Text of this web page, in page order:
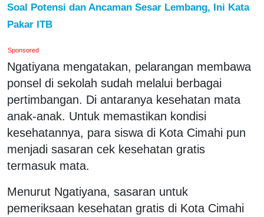
Soal Potensi dan Ancaman Sesar Lembang, Ini Kata
Pakar ITB
Sponsored
Ngatiyana mengatakan, pelarangan membawa
ponsel di sekolah sudah melalui berbagai
pertimbangan. Di antaranya kesehatan mata
anak-anak. Untuk memastikan kondisi
kesehatannya, para siswa di Kota Cimahi pun
menjadi sasaran cek kesehatan gratis
termasuk mata.
Menurut Ngatiyana, sasaran untuk
pemeriksaan kesehatan gratis di Kota Cimahi